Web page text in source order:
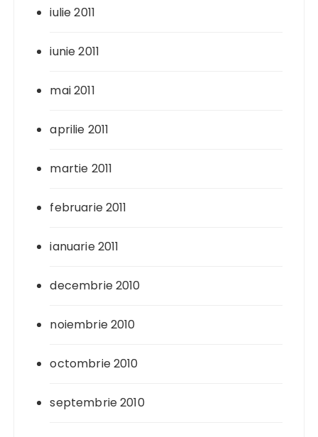
iulie 2011
iunie 2011
mai 2011
aprilie 2011
martie 2011
februarie 2011
ianuarie 2011
decembrie 2010
noiembrie 2010
octombrie 2010
septembrie 2010